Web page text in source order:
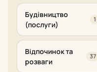
Будівництво
(послуги)
1
Відпочинок та
розваги
37